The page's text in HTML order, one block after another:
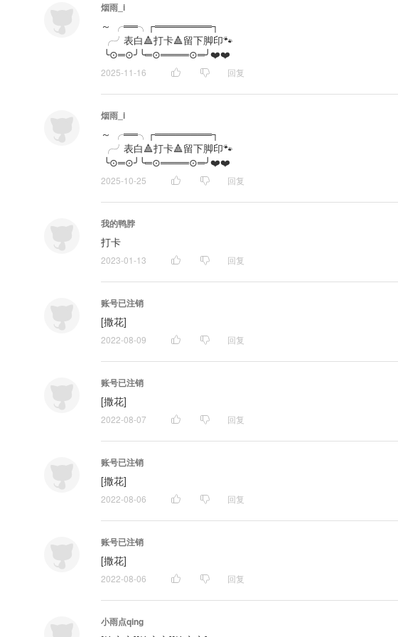
烟雨_i
～ ╭══╮┌════════┐
╰⊙═⊙╯╰═⊙════⊙═╯❤️❤️
2025-11-16 回复
烟雨_i
～ ╭══╮┌════════┐
╰⊙═⊙╯╰═⊙════⊙═╯❤️❤️
2025-10-25 回复
我的鸭脖
打卡
2023-01-13 回复
账号已注销
[撒花]
2022-08-09 回复
账号已注销
[撒花]
2022-08-07 回复
账号已注销
[撒花]
2022-08-06 回复
账号已注销
[撒花]
2022-08-06 回复
小雨点qing